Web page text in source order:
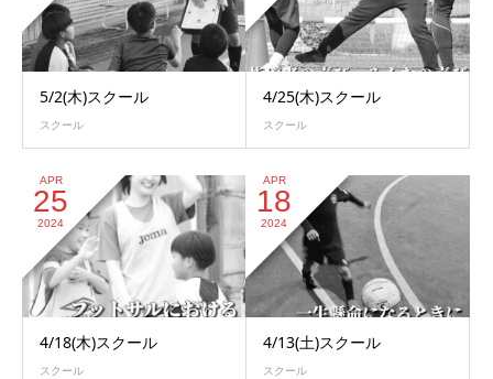
5/2(木)スクール
スクール
4/25(木)スクール
スクール
APR
25
2024
4/18(木)スクール
スクール
APR
18
2024
4/13(土)スクール
スクール